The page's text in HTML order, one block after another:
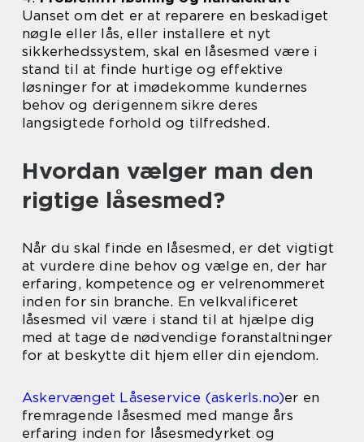
Uanset om det er at reparere en beskadiget
nøgle eller lås, eller installere et nyt
sikkerhedssystem, skal en låsesmed være i
stand til at finde hurtige og effektive
løsninger for at imødekomme kundernes
behov og derigennem sikre deres
langsigtede forhold og tilfredshed.
Hvordan vælger man den
rigtige låsesmed?
Når du skal finde en låsesmed, er det vigtigt
at vurdere dine behov og vælge en, der har
erfaring, kompetence og er velrenommeret
inden for sin branche. En velkvalificeret
låsesmed vil være i stand til at hjælpe dig
med at tage de nødvendige foranstaltninger
for at beskytte dit hjem eller din ejendom.
Askervænget Låseservice (askerls.no)er en
fremragende låsesmed med mange års
erfaring inden for låsesmedyrket og